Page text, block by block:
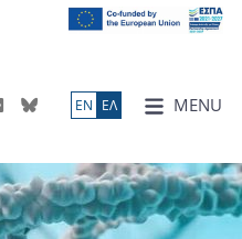
MENU
ΕN ΕΛ